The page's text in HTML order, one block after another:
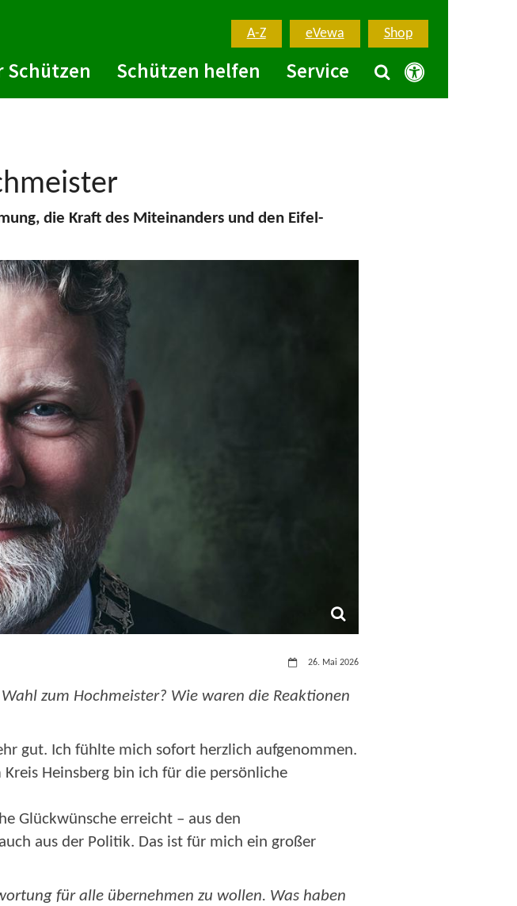
A-Z eVewa Shop
Schützen Schützen helfen Service
die Kraft des Miteinanders und den Eifel-
Datum:26. Mai 2026
zum Hochmeister? Wie waren die Reaktionen
gut. Ich fühlte mich sofort herzlich aufgenommen.
Heinsberg bin ich für die persönliche
Glückwünsche erreicht – aus den
aus der Politik. Das ist für mich ein großer
für alle übernehmen zu wollen. Was haben